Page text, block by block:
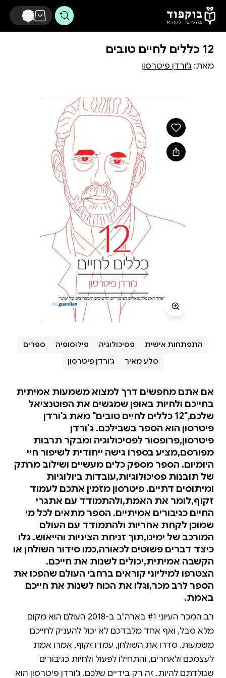
דלג לתוכן הראשי
12 כללים לחיים טובים
מאת: ג'ורדן פיטרסון
התפתחות אישית פסיכולוגיה פילוסופיה
ספרים
סלע מאיר
ג'ורדן פיטרסון
אם אתם מחפשים דרך למצוא משמעות אמיתית
בחייכם ולחיות באופן שמגשים את הפוטנציאל
שלכם,"12 כללים לחיים טובים" מאת ג'ורדן
פיטרסון הוא הספר בשבילכם. ג'ורדן
פיטרסון,פרופסור לפסיכולוגיה ומבקר תרבות
מפורסם,מציע בספרו גישה ייחודית לשיפור חיי
היומיום. הספר מספק כלים מעשיים ושילוב מרתק
של תובנות פסיכולוגיות,עובדות ביולוגיות
ומיתוסים דתיים. פיטרסון מזמין אתכם לעמוד
זקוף,לומר את האמת,ולהתמודד עם אתגרי
החיים כגיבורים אמיתיים. הספר מתאים לכל מי
שמוכן לקחת אחריות ולהתמודד עם העולם
המורכב של ימינו,תוך זניחת הציניות והייאוש. גלו
כיצד דברים פשוטים לכאורה,כמו סידור השולחן או
הקשבה אמיתית,יכולים לשנות את חייכם.
הצטרפו למיליוני קוראים ברחבי העולם שהפכו את
הספר לרב מכר,וגלו את הכוח לשנות את חייכם
באמת.
רב המכר העיוני #1 בארה"ב ב-2018 העולם הוא מקום
מלא סבל, ואף אחד מלבדכם לא יכול להעניק לחייכם
משמעות. סדרו את השולחן, עמדו זקוף, אמרו אמת
לעצמכם ולאחרים, והתחילו לפעול ולחיות כגיבורים
שנולדתם להיות. זה רק בידיים שלכם. ג'ורדן פיטרסון הוא